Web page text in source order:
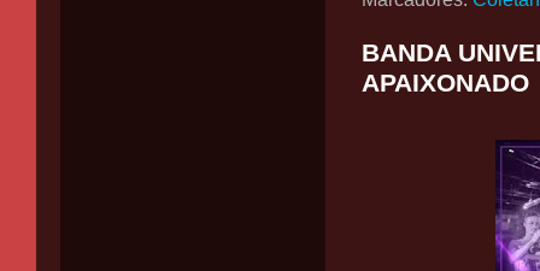
BANDA
APAIXONADO